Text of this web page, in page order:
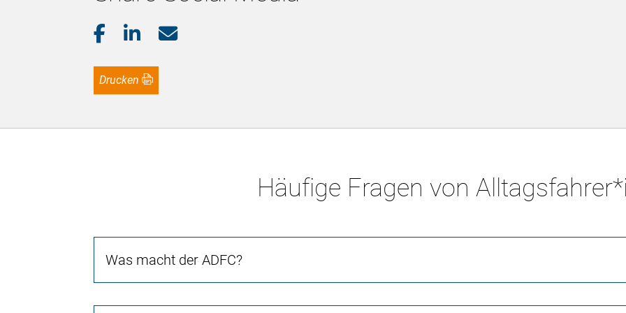
Drucken
Häufige Fragen von
Was macht der ADFC?